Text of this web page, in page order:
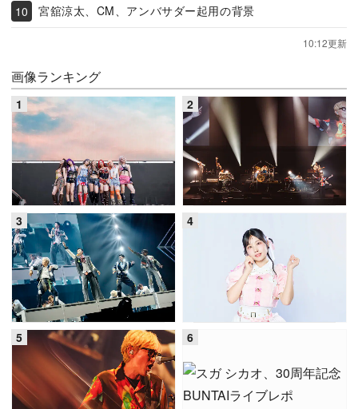
宮舘涼太、CM、アンバサダー起用の背景
10:12更新
画像ランキング